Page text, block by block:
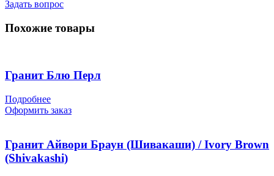
Задать вопрос
Похожие товары
Гранит Блю Перл
Подробнее
Оформить заказ
Гранит Айвори Браун (Шивакаши) / Ivory Brown
(Shivakashi)